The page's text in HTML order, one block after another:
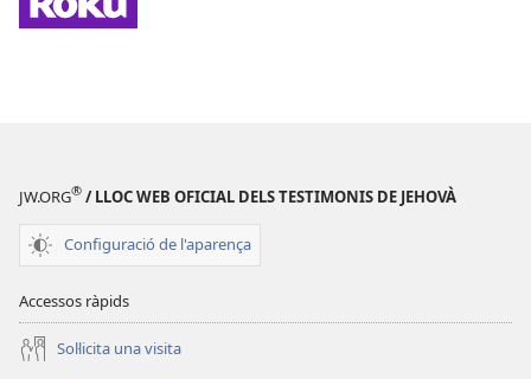
Channel
finestra
nova)
JW.ORG® / LLOC WEB OFICIAL DELS TESTIMONIS DE JEHOVÀ
Configuració de l'aparença
Accessos ràpids
Soŀlicita una visita